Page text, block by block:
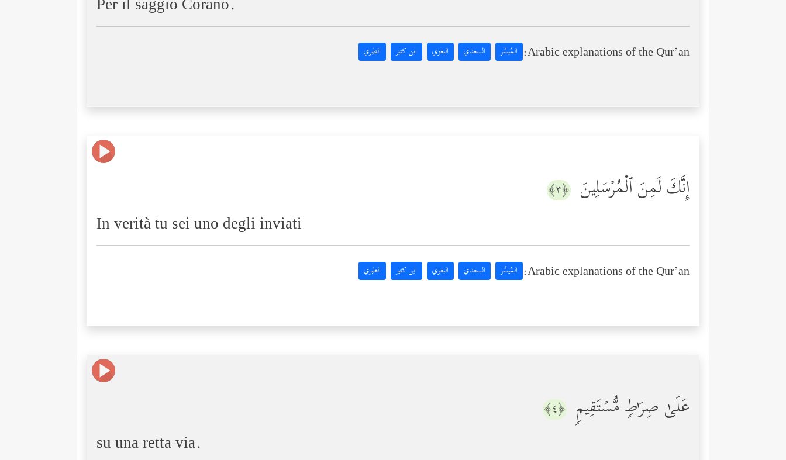
Per il saggio Corano.
Arabic explanations of the Qur’an: المُيسَّر السعدي البغوي ابن كثير الطبري
إِنَّكَ لَمِنَ ٱلۡمُرۡسَلِینَ ﴿٣﴾
In verità tu sei uno degli inviati
Arabic explanations of the Qur’an: المُيسَّر السعدي البغوي ابن كثير الطبري
عَلَىٰ صِرَ ٰ⁠طࣲ مُّسۡتَقِیمࣲ ﴿٤﴾
su una retta via.